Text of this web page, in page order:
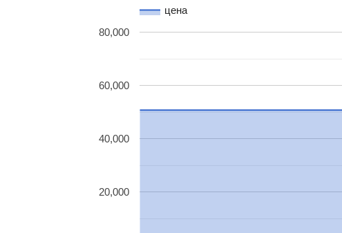
цена
20,000
40,000
60,000
80,000